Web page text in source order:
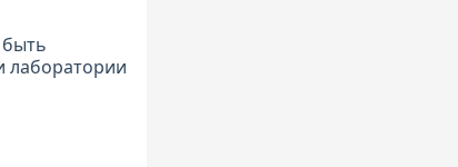
лаборатории